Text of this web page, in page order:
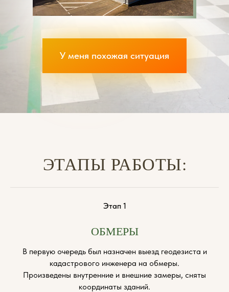
У меня похожая ситуация
ЭТАПЫ РАБОТЫ:
Этап 1
ОБМЕРЫ
В первую очередь был назначен выезд геодезиста и
кадастрового инженера на обмеры.
Произведены внутренние и внешние замеры, сняты
координаты зданий.